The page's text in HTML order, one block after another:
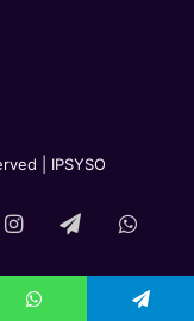
| IPSYSO
Instagram
Telegram